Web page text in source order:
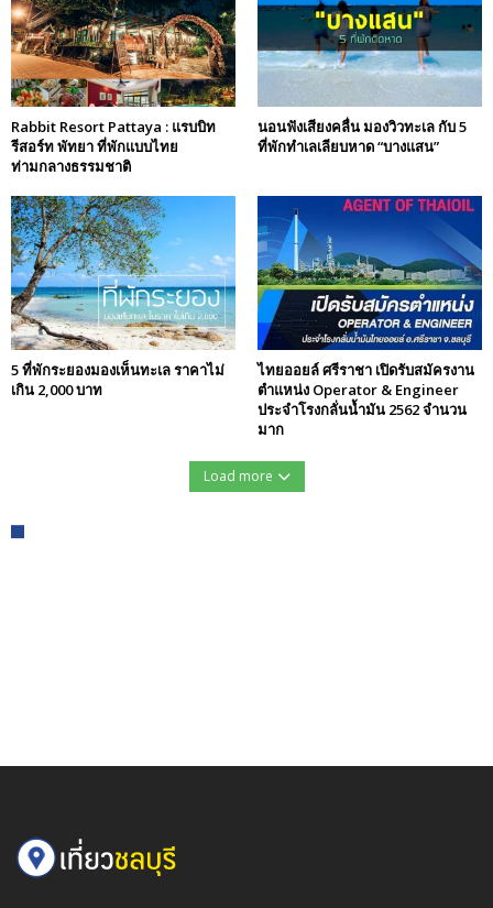
Rabbit Resort Pattaya : แรบบิท
รีสอร์ท พัทยา ที่พักแบบไทย
ท่ามกลางธรรมชาติ
นอนฟังเสียงคลื่น มองวิวทะเล กับ 5
ที่พักทำเลเลียบหาด “บางแสน”
5 ที่พักระยองมองเห็นทะเล ราคาไม่
เกิน 2,000 บาท
ไทยออยล์ ศรีราชา เปิดรับสมัครงาน
ตำแหน่ง Operator & Engineer
ประจำโรงกลั่นน้ำมัน 2562 จำนวน
มาก
Load more